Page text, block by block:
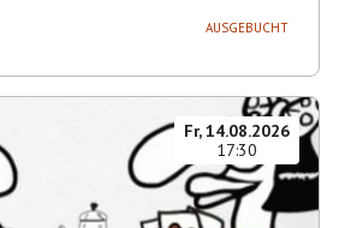
AUSGEBUCHT
Fr, 14.08.2026
17:30